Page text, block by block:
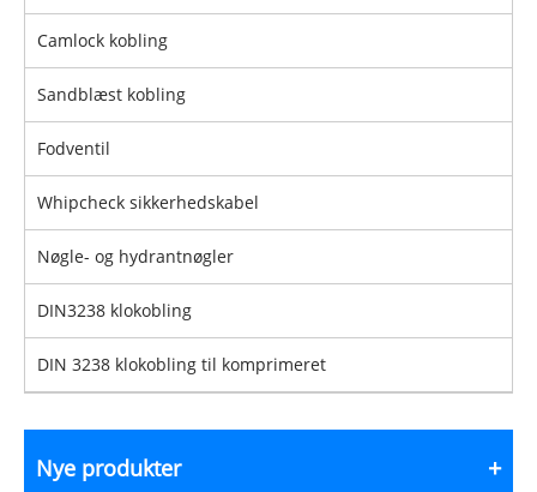
Camlock kobling
Sandblæst kobling
Fodventil
Whipcheck sikkerhedskabel
Nøgle- og hydrantnøgler
DIN3238 klokobling
DIN 3238 klokobling til komprimeret
Nye produkter